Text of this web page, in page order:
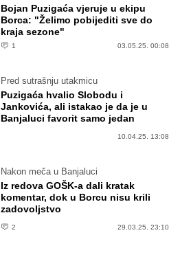
Bojan Puzigaća vjeruje u ekipu
Borca: "Želimo pobijediti sve do
kraja sezone"
1 03.05.25. 00:08
Pred sutrašnju utakmicu
Puzigaća hvalio Slobodu i
Jankovića, ali istakao je da je u
Banjaluci favorit samo jedan
10.04.25. 13:08
Nakon meča u Banjaluci
Iz redova GOŠK-a dali kratak
komentar, dok u Borcu nisu krili
zadovoljstvo
2 29.03.25. 23:10